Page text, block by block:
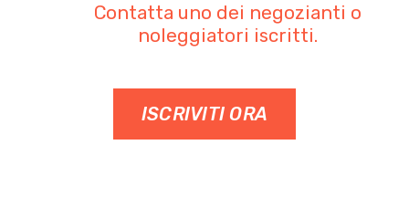
Contatta uno dei negozianti o
noleggiatori iscritti.
ISCRIVITI ORA